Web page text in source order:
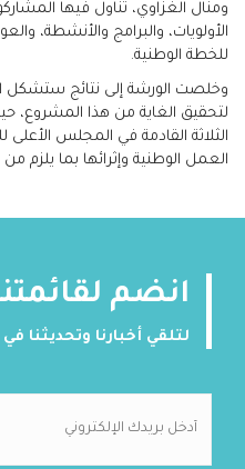
ومنال الغزاوي، تناول فيها
الأولويات، والبرامج والأنشطة،
للخطة الوطنية.
وخلصت الورشة إلى نتائج ستشكل
لتحقيق الغاية من هذا المشروع،
الثلاثة القادمة في المجلس
العمل الوطنية وإثرائها بما يلزم
انضم
لتلقي أخبارنا وتحديثنا